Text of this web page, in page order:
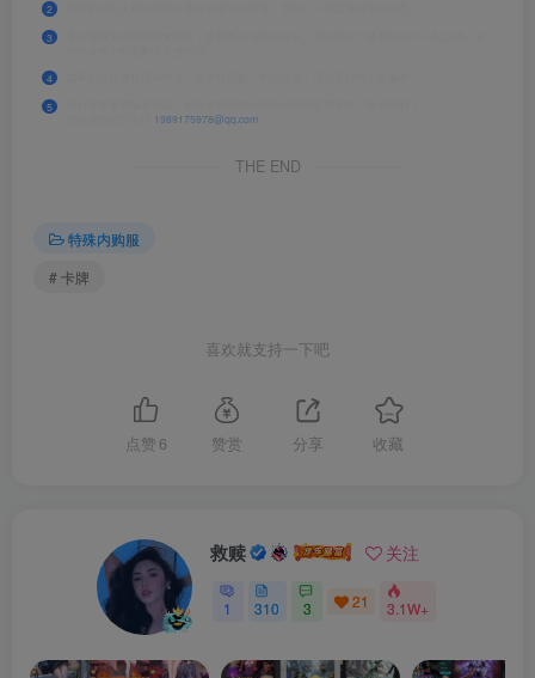
2
3
4
5
1989175978@qq.com
THE END
特殊内购服
# 卡牌
喜欢就支持一下吧
点赞 6 赞赏 分享 收藏
救赎 关注
1 310 3 21 3.1W+